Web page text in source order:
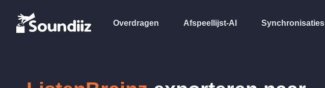
Overdragen Afspeellijst-AI Synchronisaties